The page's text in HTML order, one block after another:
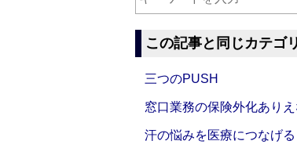
この記事と同じカテゴ
三つのPUSH
窓口業務の保険外化あり
汗の悩みを医療につなげる